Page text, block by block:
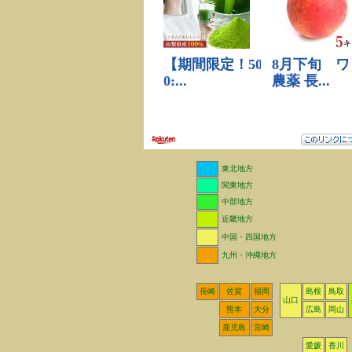
東北地方
関東地方
中部地方
近畿地方
中国・四国地方
九州・沖縄地方
長崎 佐賀
福岡
山口
島根
鳥取
熊本
大分 広島 岡山
鹿児島 宮崎
愛媛 香川